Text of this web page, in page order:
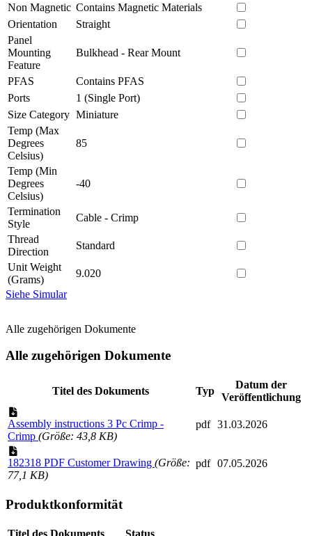
Non Magnetic Contains Magnetic Materials
Orientation
Straight
Panel
Mounting
Feature
Bulkhead - Rear Mount
PFAS
Contains PFAS
Ports
1 (Single Port)
Size Category Miniature
Temp (Max
Degrees
Celsius)
85
Temp (Min
Degrees
Celsius)
-40
Termination
Style
Cable - Crimp
Thread
Direction
Standard
Unit Weight
(Grams)
9.020
Siehe Simular
Alle zugehörigen Dokumente
Alle zugehörigen Dokumente
Titel des Dokuments Typ
Datum der
Veröffentlichung
Assembly instructions 3 Pc Crimp -
Crimp (Größe: 43,8 KB)
pdf 31.03.2026
182318 PDF Customer Drawing (Größe:
77,1 KB)
pdf 07.05.2026
Produktkonformität
Titel des Dokuments Status